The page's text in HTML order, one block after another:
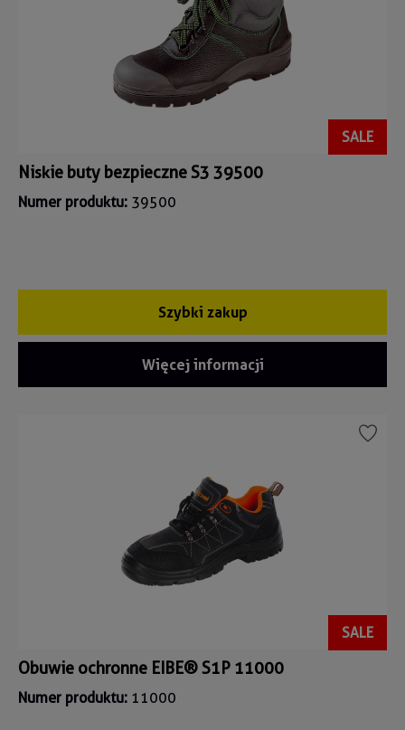
SALE
Niskie buty bezpieczne S3 39500
Numer produktu: 39500
Szybki zakup
Więcej informacji
SALE
Obuwie ochronne EIBE® S1P 11000
Numer produktu: 11000